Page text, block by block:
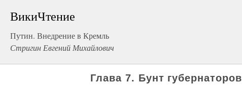
ВикиЧтение
Путин. Внедрение в Кремль
Стригин Евгений Михайлович
Глава 7. Бунт губернаторов